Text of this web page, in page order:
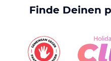
Finde Deinen